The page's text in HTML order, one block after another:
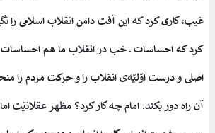
غیب، کاری کرد که این آفت دامن انقلاب اسلامی را
کرد که احساسات ــ خب در انقلاب ما هم احساسات
اصلی و درست اوّلیّه‌ی انقلاب را و حرکت مردم را
آن راه دور بکند. امام چه کار کرد؟ مظهر عقلانیّت